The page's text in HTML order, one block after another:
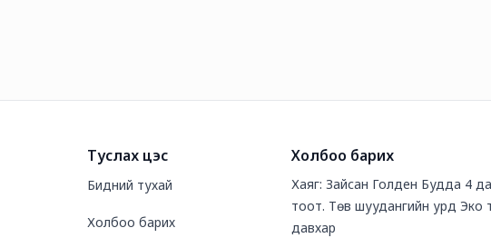
Туслах цэс
Бидний тухай
Холбоо барих
Холбоо барих
Хаяг: Зайсан Голден Будда 4
тоот. Төв шуудангийн урд Эко
давхар